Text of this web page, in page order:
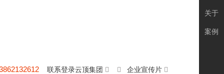
联系登录云顶集团 企业宣传片
关于
案例